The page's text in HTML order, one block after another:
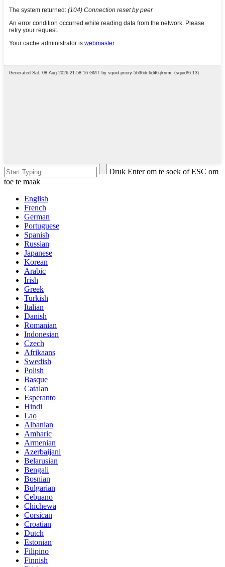
Druk Enter om te soek of ESC om
toe te maak
English
French
German
Portuguese
Spanish
Russian
Japanese
Korean
Arabic
Irish
Greek
Turkish
Italian
Danish
Romanian
Indonesian
Czech
Afrikaans
Swedish
Polish
Basque
Catalan
Esperanto
Hindi
Lao
Albanian
Amharic
Armenian
Azerbaijani
Belarusian
Bengali
Bosnian
Bulgarian
Cebuano
Chichewa
Corsican
Croatian
Dutch
Estonian
Filipino
Finnish